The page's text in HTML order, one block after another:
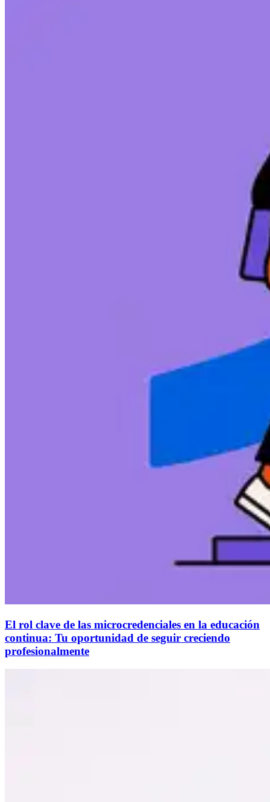
El rol clave de las microcredenciales en la educación
continua: Tu oportunidad de seguir creciendo
profesionalmente